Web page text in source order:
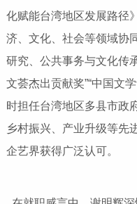
化赋能台湾地区发展路径
济、文化、社会等领域协
研究、公共事务与文化传
文荟杰出贡献奖”“中国文
时担任台湾地区多县市政
乡村振兴、产业升级等先
企艺界获得广泛认可。